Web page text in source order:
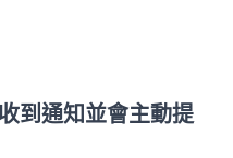
到通知並會主動提